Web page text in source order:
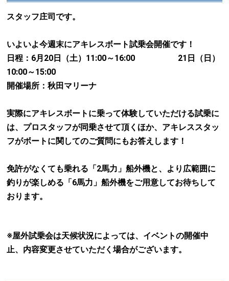
スタッフ庄司です。
いよいよ今週末にアキレスボート試乗会開催です！
日程：6月20日（土）11:00～16:00
21日（日）
10:00～15:00
開催場所：秋田マリーナ
実際にアキレスボートに乗って体験していただける試乗に
は、プロスタッフが同乗させて頂くほか、 アキレススタッ
フがボートに関してのご質問にもお答えします！
免許がなくても乗れる「2馬力 」船外機と、より広範囲に
釣りが楽しめる「6馬力 」船外機をご用意してお待ちして
おります。
※屋外試乗会は天候状況によっては、イベントの開催中
止、内容変更させていただく場合がございます。